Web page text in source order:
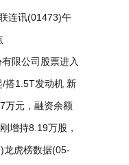
连讯(01473)午
幅逾2.5倍 预期
限公司股票进入
示公告
搭1.5T发动机 新
万元，融资余额
增持8.19万股，
龙虎榜数据(05-